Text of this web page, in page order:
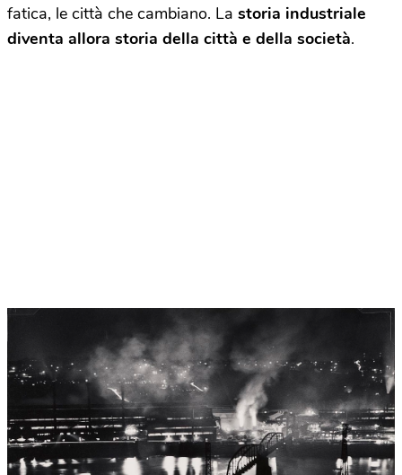
fatica, le città che cambiano. La storia industriale
diventa allora storia della città e della società.